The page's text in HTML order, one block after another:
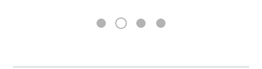
1 2 3 4